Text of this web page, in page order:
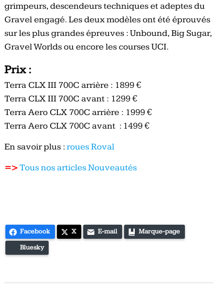
grimpeurs, descendeurs techniques et adeptes du
Gravel engagé. Les deux modèles ont été éprouvés
sur les plus grandes épreuves : Unbound, Big Sugar,
Gravel Worlds ou encore les courses UCI.
Prix :
Terra CLX III 700C arrière : 1899 €
Terra CLX III 700C avant : 1299 €
Terra Aero CLX 700C arrière : 1999 €
Terra Aero CLX 700C avant : 1499 €
En savoir plus :roues Roval
=>Tous nos articles Nouveautés
Facebook X E-mail Marque-page
Bluesky